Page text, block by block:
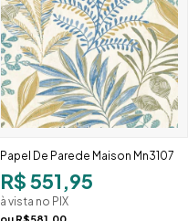
Papel De Parede Maison Mn3107
R$ 551,95
à vista no PIX